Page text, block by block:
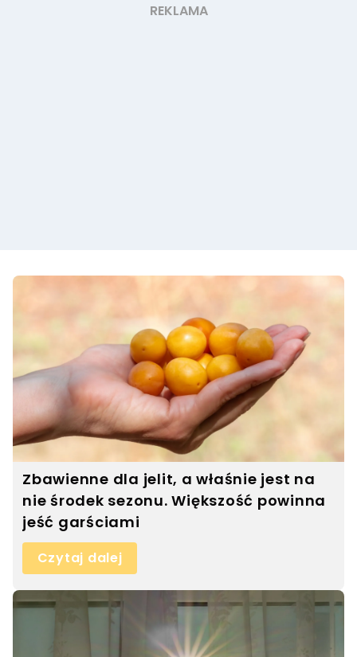
Zbawienne dla jelit, a właśnie jest na
nie środek sezonu. Większość powinna
jeść garściami
Czytaj dalej